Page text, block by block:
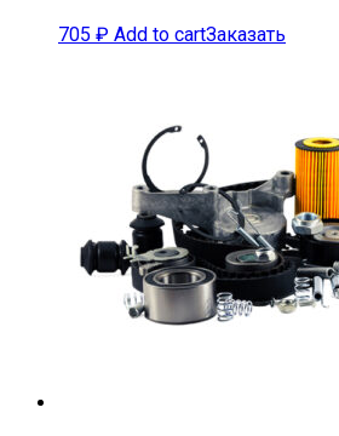
705 ₽ Add to cartЗаказать